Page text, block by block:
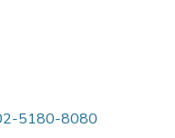
5180-8080